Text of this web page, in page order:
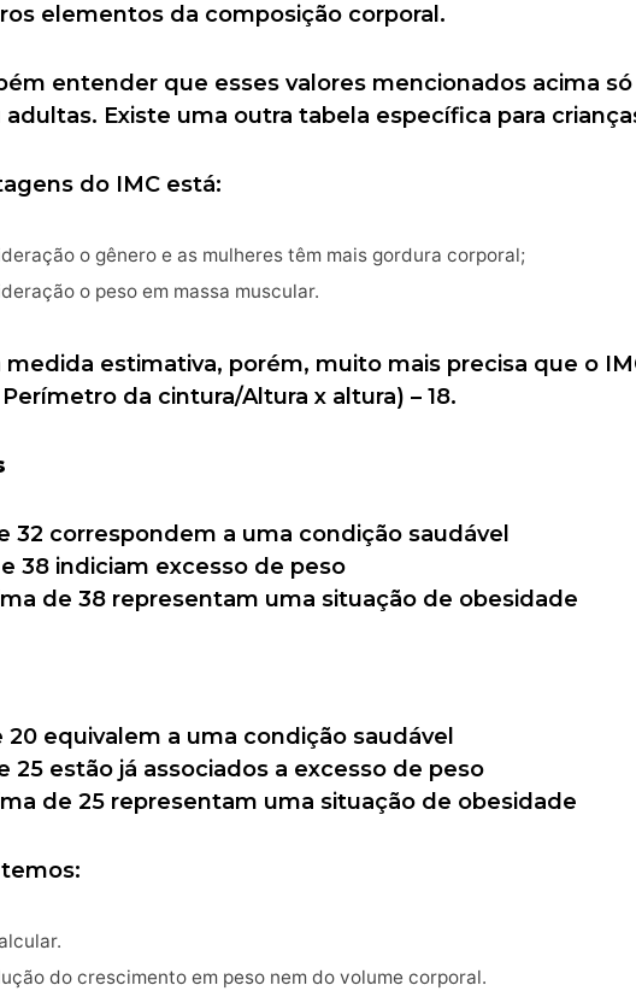
elementos da composição corporal.
entender que esses valores mencionados acima só
adultas. Existe uma outra tabela específica para
do IMC está:
o gênero e as mulheres têm mais gordura corporal;
o peso em massa muscular.
medida estimativa, porém, muito mais precisa que o
da cintura/Altura x altura) – 18.
32 correspondem a uma condição saudável
38 indiciam excesso de peso
de 38 representam uma situação de obesidade
20 equivalem a uma condição saudável
25 estão já associados a excesso de peso
de 25 representam uma situação de obesidade
do crescimento em peso nem do volume corporal.